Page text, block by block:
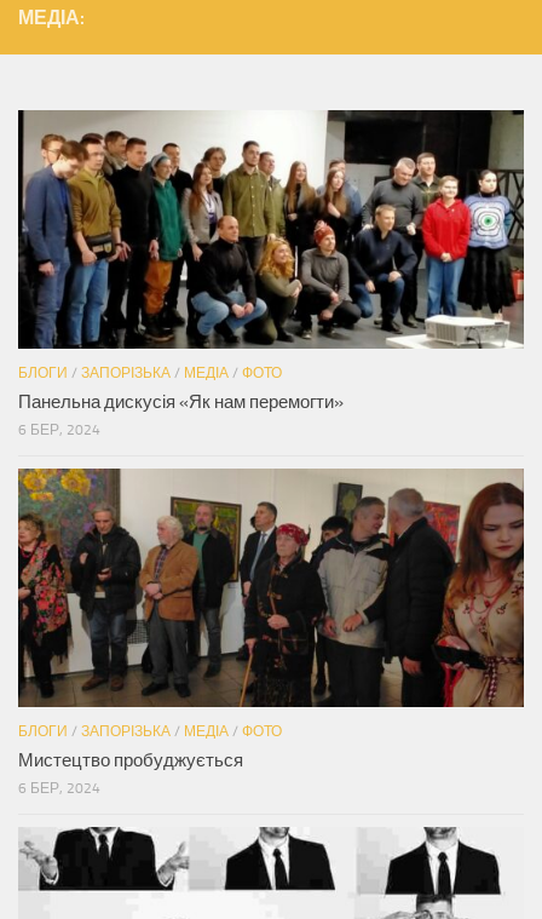
МЕДІА:
БЛОГИ / ЗАПОРІЗЬКА / МЕДІА / ФОТО
Панельна дискусія «Як нам перемогти»
6 БЕР, 2024
БЛОГИ / ЗАПОРІЗЬКА / МЕДІА / ФОТО
Мистецтво пробуджується
6 БЕР, 2024